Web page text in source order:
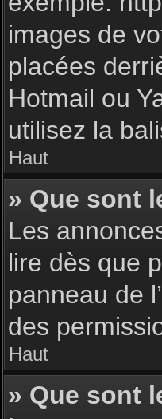
images de
placées
Hotmail ou
utilisez la
Haut
» Que sont
Les
lire dès que
panneau de
des
Haut
» Que sont